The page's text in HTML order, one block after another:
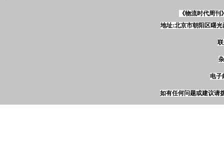
《物流时代周
地址:北京市朝阳区曙光
电子
如有任何问题或建议请